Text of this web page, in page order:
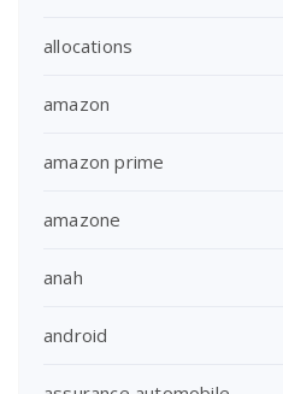
allocations
amazon
amazon prime
amazone
anah
android